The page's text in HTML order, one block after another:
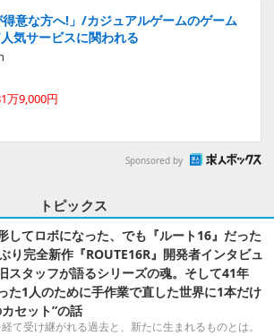
得意な方へ!」/カジュアルゲームのゲーム
気サービスに関われる
万9,000円
Sponsored by
トピックス
してロボになった、でも『ルート16』だった
り完全新作『ROUTE16R』開発者インタビュ
スタッフが語るシリーズの魂。そして41年
た1人のために手作業で直した世界に1本だけ
セット”の話
て受け継がれる過去と、新たに生まれるものとは。